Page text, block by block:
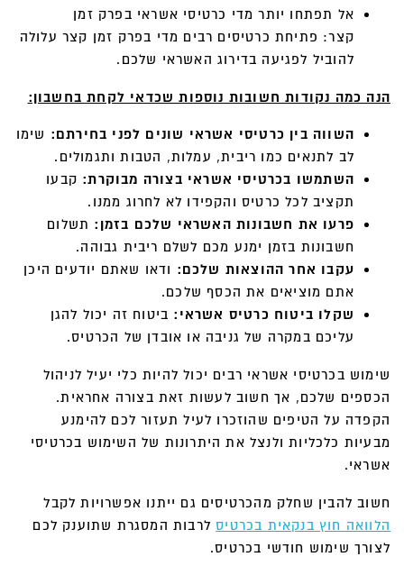
אל תפתחו יותר מדי כרטיסי אשראי בפרק זמן
קצר: פתיחת כרטיסים רבים מדי בפרק זמן קצר עלולה
להוביל לפגיעה בדירוג האשראי שלכם.
הנה כמה נקודות חשובות נוספות שכדאי לקחת בחשבון:
השווה בין כרטיסי אשראי שונים לפני בחירתם: שימו
לב לתנאים כמו ריבית, עמלות, הטבות ותגמולים.
השתמשו בכרטיסי אשראי בצורה מבוקרת: קבעו
תקציב לכל כרטיס והקפידו לא לחרוג ממנו.
פרעו את חשבונות האשראי שלכם בזמן: תשלום
חשבונות בזמן ימנע מכם לשלם ריבית גבוהה.
עקבו אחר ההוצאות שלכם: ודאו שאתם יודעים היכן
אתם מוציאים את הכסף שלכם.
שקלו ביטוח כרטיס אשראי: ביטוח זה יכול להגן
עליכם במקרה של גניבה או אובדן של הכרטיס.
שימוש בכרטיסי אשראי רבים יכול להיות כלי יעיל לניהול
הכספים שלכם, אך חשוב לעשות זאת בצורה אחראית.
הקפדה על הטיפים שהוזכרו לעיל תעזור לכם להימנע
מבעיות כלכליות ולנצל את היתרונות של השימוש בכרטיסי
אשראי.
חשוב להבין שחלק מהכרטיסים גם ייתנו אפשרויות לקבל
הלוואה חוץ בנקאית בכרטיסלרבות המסגרת שתוענק לכם
לצורך שימוש חודשי בכרטיס.